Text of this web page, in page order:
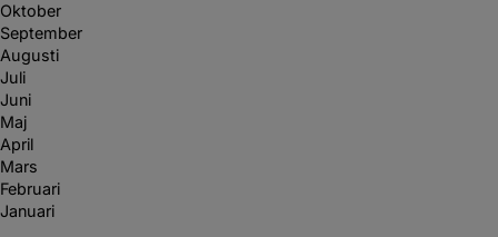
Oktober
September
Augusti
Juli
Juni
Maj
April
Mars
Februari
Januari